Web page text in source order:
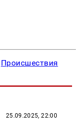
Происшествия
25.09.2025, 22:00